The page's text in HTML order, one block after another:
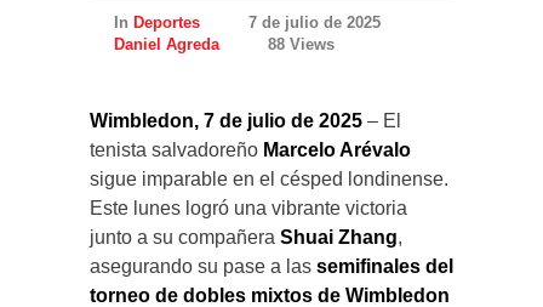
In Deportes
7 de julio de 2025
Daniel Agreda
88 Views
Wimbledon, 7 de julio de 2025 – El
tenista salvadoreño Marcelo Arévalo
sigue imparable en el césped londinense.
Este lunes logró una vibrante victoria
junto a su compañera Shuai Zhang,
asegurando su pase a las semifinales del
torneo de dobles mixtos de Wimbledon